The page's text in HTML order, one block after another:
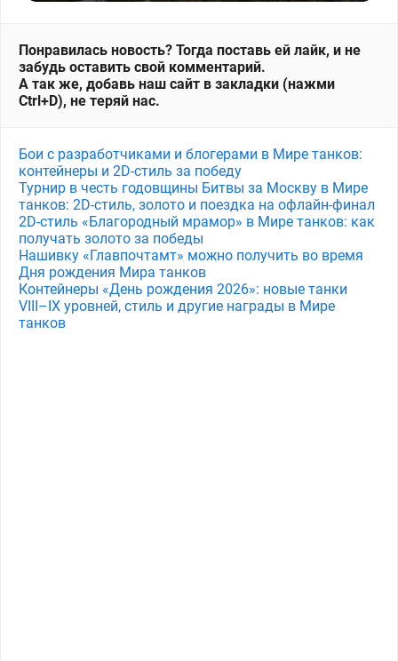
Понравилась новость? Тогда поставь ей лайк, и не
забудь оставить свой комментарий.
А так же, добавь наш сайт в закладки (нажми
Ctrl+D), не теряй нас.
Бои с разработчиками и блогерами в Мире танков:
контейнеры и 2D-стиль за победу
Турнир в честь годовщины Битвы за Москву в Мире
танков: 2D-стиль, золото и поездка на офлайн-финал
2D-стиль «Благородный мрамор» в Мире танков: как
получать золото за победы
Нашивку «Главпочтамт» можно получить во время
Дня рождения Мира танков
Контейнеры «День рождения 2026»: новые танки
VIII–IX уровней, стиль и другие награды в Мире
танков